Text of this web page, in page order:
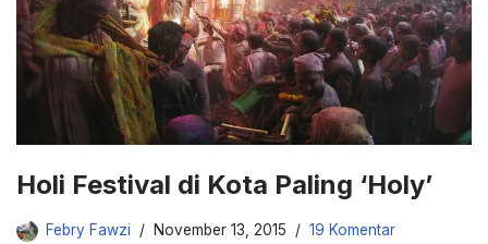
Holi Festival di Kota Paling ‘Holy’
Febry Fawzi November 13, 2015 19 Komentar